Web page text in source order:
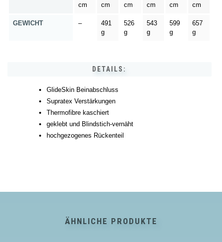
cm
cm
cm
cm
cm
cm
GEWICHT –
491
g
526
g
543
g
599
g
657
g
DETAILS:
GlideSkin Beinabschluss
Supratex Verstärkungen
Thermofibre kaschiert
geklebt und Blindstich-vernäht
hochgezogenes Rückenteil
ÄHNLICHE PRODUKTE